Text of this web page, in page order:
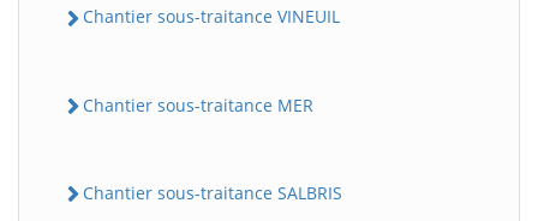
Chantier sous-traitance VINEUIL
Chantier sous-traitance MER
Chantier sous-traitance SALBRIS